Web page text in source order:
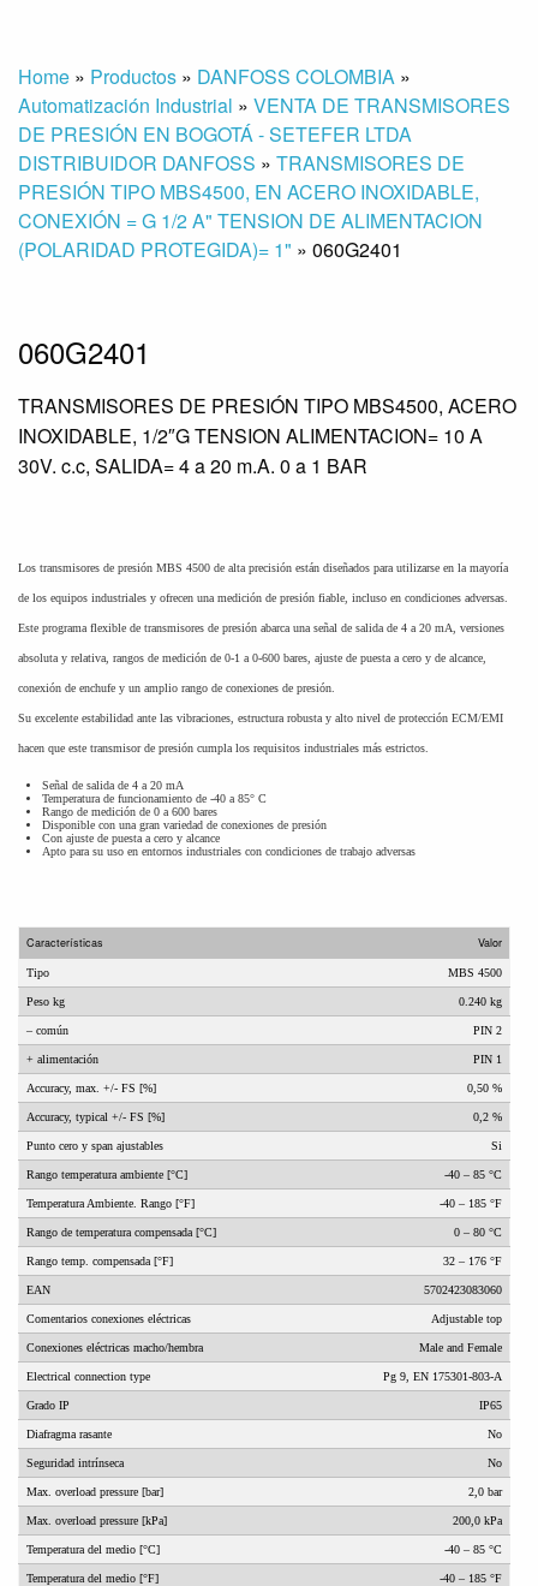
Home » Productos » DANFOSS COLOMBIA »
Automatización Industrial » VENTA DE TRANSMISORES
DE PRESIÓN EN BOGOTÁ - SETEFER LTDA
DISTRIBUIDOR DANFOSS » TRANSMISORES DE
PRESIÓN TIPO MBS4500, EN ACERO INOXIDABLE,
CONEXIÓN = G 1/2 A" TENSION DE ALIMENTACION
(POLARIDAD PROTEGIDA)= 1" » 060G2401
060G2401
TRANSMISORES DE PRESIÓN TIPO MBS4500, ACERO
INOXIDABLE, 1/2″G TENSION ALIMENTACION= 10 A
30V. c.c, SALIDA= 4 a 20 m.A. 0 a 1 BAR
Los transmisores de presión MBS 4500 de alta precisión están diseñados para utilizarse en la mayoría
de los equipos industriales y ofrecen una medición de presión fiable, incluso en condiciones adversas.
Este programa flexible de transmisores de presión abarca una señal de salida de 4 a 20 mA, versiones
absoluta y relativa, rangos de medición de 0-1 a 0-600 bares, ajuste de puesta a cero y de alcance,
conexión de enchufe y un amplio rango de conexiones de presión.
Su excelente estabilidad ante las vibraciones, estructura robusta y alto nivel de protección ECM/EMI
hacen que este transmisor de presión cumpla los requisitos industriales más estrictos.
Señal de salida de 4 a 20 mA
Temperatura de funcionamiento de -40 a 85° C
Rango de medición de 0 a 600 bares
Disponible con una gran variedad de conexiones de presión
Con ajuste de puesta a cero y alcance
Apto para su uso en entornos industriales con condiciones de trabajo adversas
Características Valor
Tipo MBS 4500
Peso kg 0.240 kg
– común PIN 2
+ alimentación PIN 1
Accuracy, max. +/- FS [%] 0,50 %
Accuracy, typical +/- FS [%] 0,2 %
Punto cero y span ajustables Si
Rango temperatura ambiente [°C] -40 – 85 °C
Temperatura Ambiente. Rango [°F] -40 – 185 °F
Rango de temperatura compensada [°C] 0 – 80 °C
Rango temp. compensada [°F] 32 – 176 °F
EAN 5702423083060
Comentarios conexiones eléctricas Adjustable top
Conexiones eléctricas macho/hembra Male and Female
Electrical connection type Pg 9, EN 175301-803-A
Grado IP IP65
Diafragma rasante No
Seguridad intrínseca No
Max. overload pressure [bar] 2,0 bar
Max. overload pressure [kPa] 200,0 kPa
Temperatura del medio [°C] -40 – 85 °C
Temperatura del medio [°F] -40 – 185 °F